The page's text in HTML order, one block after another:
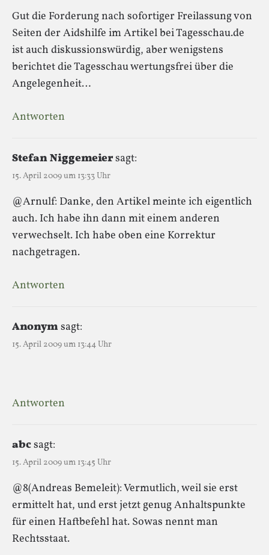
Gut die Forderung nach sofortiger Freilassung von
Seiten der Aidshilfe im Artikel bei Tagesschau.de
ist auch diskussionswürdig, aber wenigstens
berichtet die Tagesschau wertungsfrei über die
Angelegenheit…
Antworten
Stefan Niggemeiersagt:
15. April 2009 um 13:33 Uhr
@Arnulf: Danke, den Artikel meinte ich eigentlich
auch. Ich habe ihn dann mit einem anderen
verwechselt. Ich habe oben eine Korrektur
nachgetragen.
Antworten
Anonymsagt:
15. April 2009 um 13:44 Uhr
Antworten
abcsagt:
15. April 2009 um 13:45 Uhr
@8(Andreas Bemeleit): Vermutlich, weil sie erst
ermittelt hat, und erst jetzt genug Anhaltspunkte
für einen Haftbefehl hat. Sowas nennt man
Rechtsstaat.